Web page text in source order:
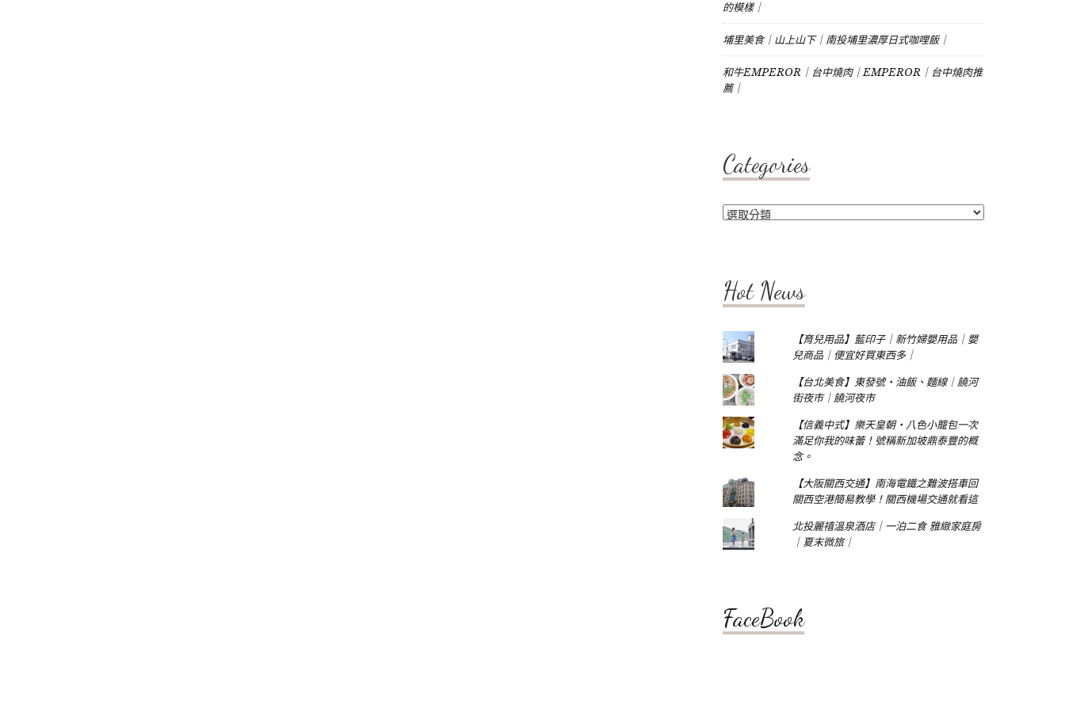
的模樣｜
埔里美食｜山上山下｜南投埔里濃厚日式咖哩飯｜
和牛EMPEROR｜台中燒肉｜EMPEROR｜台中燒肉推
薦｜
Categories
Categories
Hot News
【育兒用品】藍印子｜新竹婦嬰用品｜嬰
兒商品｜便宜好買東西多｜
【台北美食】東發號‧油飯、麵線｜饒河
街夜市｜饒河夜市
【信義中式】樂天皇朝‧八色小籠包一次
滿足你我的味蕾！號稱新加坡鼎泰豐的概
念。
【大阪關西交通】南海電鐵之難波搭車回
關西空港簡易教學！關西機場交通就看這
北投麗禧溫泉酒店｜一泊二食 雅緻家庭房
｜夏末微旅｜
FaceBook